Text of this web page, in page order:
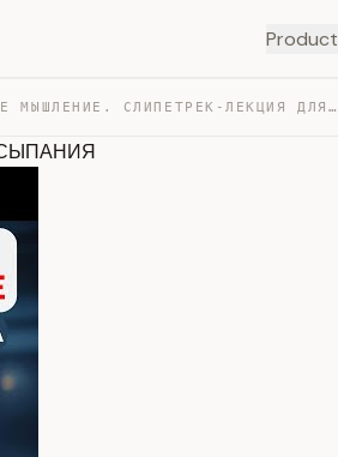
Product
КВАНТОВОЕ МЫШЛЕНИЕ. СЛИПЕТРЕК-ЛЕКЦИЯ ДЛЯ ЗАСЫПАНИЯ — TRANSCRIPT